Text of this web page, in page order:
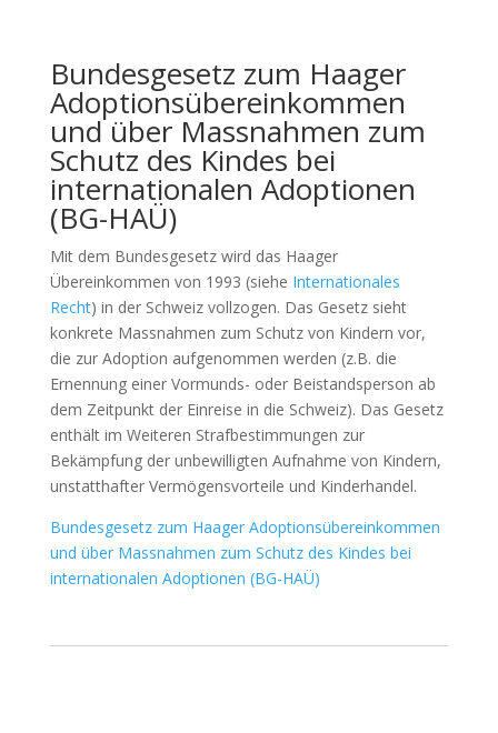
Bundesgesetz zum Haager
Adoptionsübereinkommen
und über Massnahmen zum
Schutz des Kindes bei
internationalen Adoptionen
(BG-HAÜ)
Mit dem Bundesgesetz wird das Haager
Übereinkommen von 1993 (siehe Internationales
Recht) in der Schweiz vollzogen. Das Gesetz sieht
konkrete Massnahmen zum Schutz von Kindern vor,
die zur Adoption aufgenommen werden (z.B. die
Ernennung einer Vormunds- oder Beistandsperson ab
dem Zeitpunkt der Einreise in die Schweiz). Das Gesetz
enthält im Weiteren Strafbestimmungen zur
Bekämpfung der unbewilligten Aufnahme von Kindern,
unstatthafter Vermögensvorteile und Kinderhandel.
Bundesgesetz zum Haager Adoptionsübereinkommen
und über Massnahmen zum Schutz des Kindes bei
internationalen Adoptionen (BG-HAÜ)